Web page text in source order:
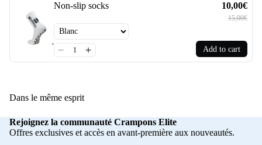
Non-slip socks 10,00€
15,00€
Add to cart
Dans le même esprit
Rejoignez la communauté Crampons Elite
Offres exclusives et accès en avant-première aux nouveautés.